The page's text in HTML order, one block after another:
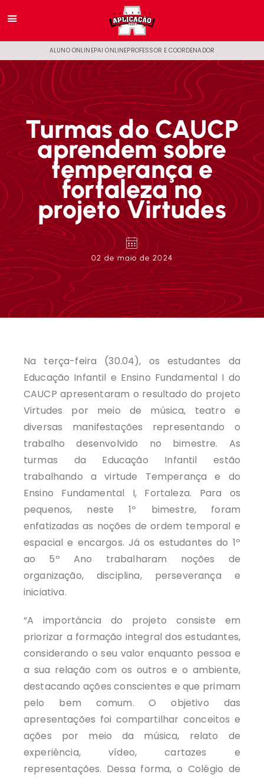
ALUNO ONLINEPAI ONLINEPROFESSOR E COORDENADOR
Turmas do CAUCP
aprendem sobre
temperança e
fortaleza no
projeto Virtudes
02 de maio de 2024
Na terça-feira (30.04), os estudantes da
Educação Infantil e Ensino Fundamental I do
CAUCP apresentaram o resultado do projeto
Virtudes por meio de música, teatro e
diversas manifestações representando o
trabalho desenvolvido no bimestre. As
turmas da Educação Infantil estão
trabalhando a virtude Temperança e do
Ensino Fundamental I, Fortaleza. Para os
pequenos, neste 1º bimestre, foram
enfatizadas as noções de ordem temporal e
espacial e encargos. Já os estudantes do 1º
ao 5º Ano trabalharam noções de
organização, disciplina, perseverança e
iniciativa.
“A importância do projeto consiste em
priorizar a formação integral dos estudantes,
considerando o seu valor enquanto pessoa e
a sua relação com os outros e o ambiente,
destacando ações conscientes e que primam
pelo bem comum. O objetivo das
apresentações foi compartilhar conceitos e
ações por meio da música, relato de
experiência, vídeo, cartazes e
representações. Dessa forma, o Colégio de